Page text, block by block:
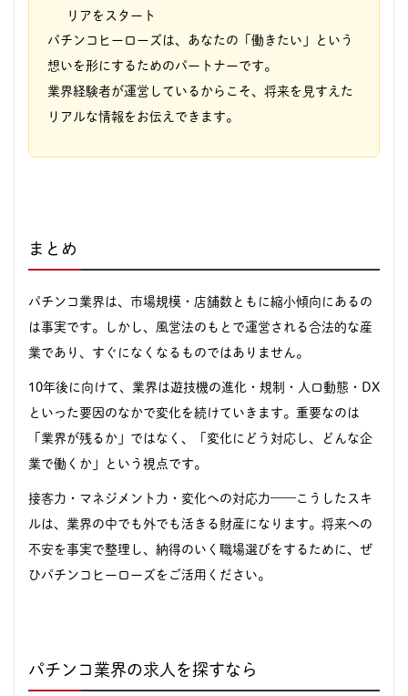
リアをスタート
パチンコヒーローズは、あなたの「働きたい」という
想いを形にするためのパートナーです。
業界経験者が運営しているからこそ、将来を見すえた
リアルな情報をお伝えできます。
まとめ
パチンコ業界は、市場規模・店舗数ともに縮小傾向にあるの
は事実です。しかし、風営法のもとで運営される合法的な産
業であり、すぐになくなるものではありません。
10年後に向けて、業界は遊技機の進化・規制・人口動態・DX
といった要因のなかで変化を続けていきます。重要なのは
「業界が残るか」ではなく、「変化にどう対応し、どんな企
業で働くか」という視点です。
接客力・マネジメント力・変化への対応力——こうしたスキ
ルは、業界の中でも外でも活きる財産になります。将来への
不安を事実で整理し、納得のいく職場選びをするために、ぜ
ひパチンコヒーローズをご活用ください。
パチンコ業界の求人を探すなら